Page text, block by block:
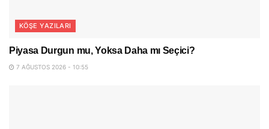
KÖŞE YAZILARI
Piyasa Durgun mu, Yoksa Daha mı Seçici?
7 AĞUSTOS 2026 - 10:55